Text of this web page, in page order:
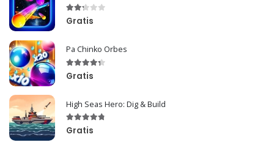
Gratis
Pa Сhinkо Orbes
Gratis
High Seas Hero: Dig & Build
Gratis